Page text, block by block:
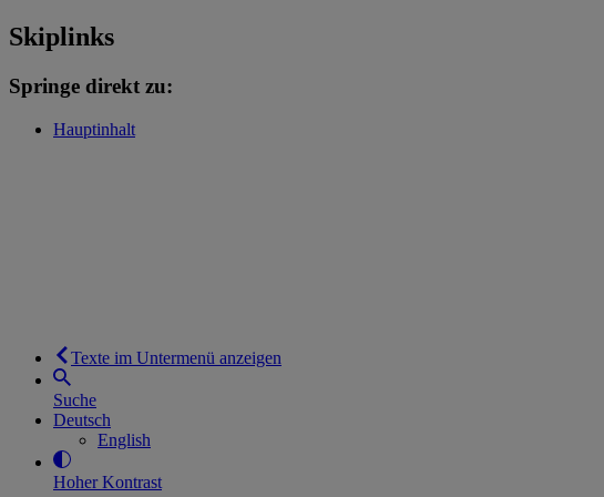
Skiplinks
Springe direkt zu:
Hauptinhalt
Texte im Untermenü anzeigen
Suche
Deutsch
English
Hoher Kontrast